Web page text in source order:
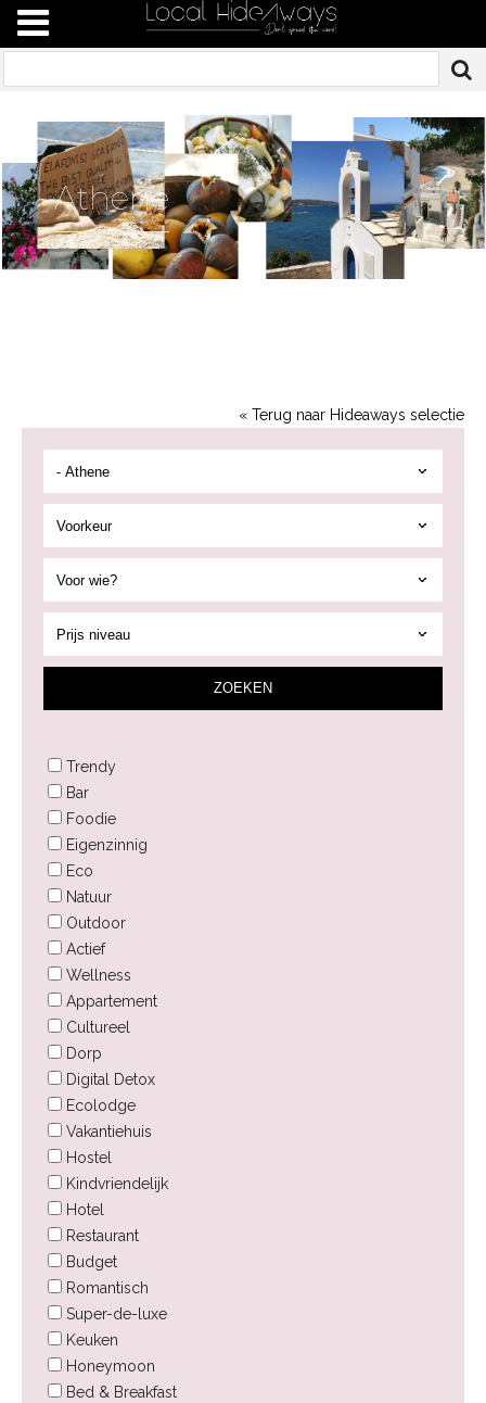
Athene
« Terug naar Hideaways selectie
ZOEKEN
Trendy
Bar
Foodie
Eigenzinnig
Eco
Natuur
Outdoor
Actief
Wellness
Appartement
Cultureel
Dorp
Digital Detox
Ecolodge
Vakantiehuis
Hostel
Kindvriendelijk
Hotel
Restaurant
Budget
Romantisch
Super-de-luxe
Keuken
Honeymoon
Bed & Breakfast